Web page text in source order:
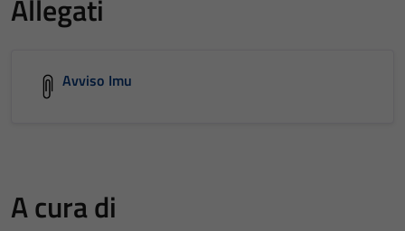
Allegati
Avviso Imu
A cura di